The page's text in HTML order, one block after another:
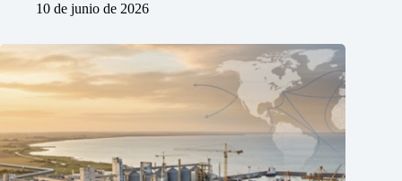
10 de junio de 2026